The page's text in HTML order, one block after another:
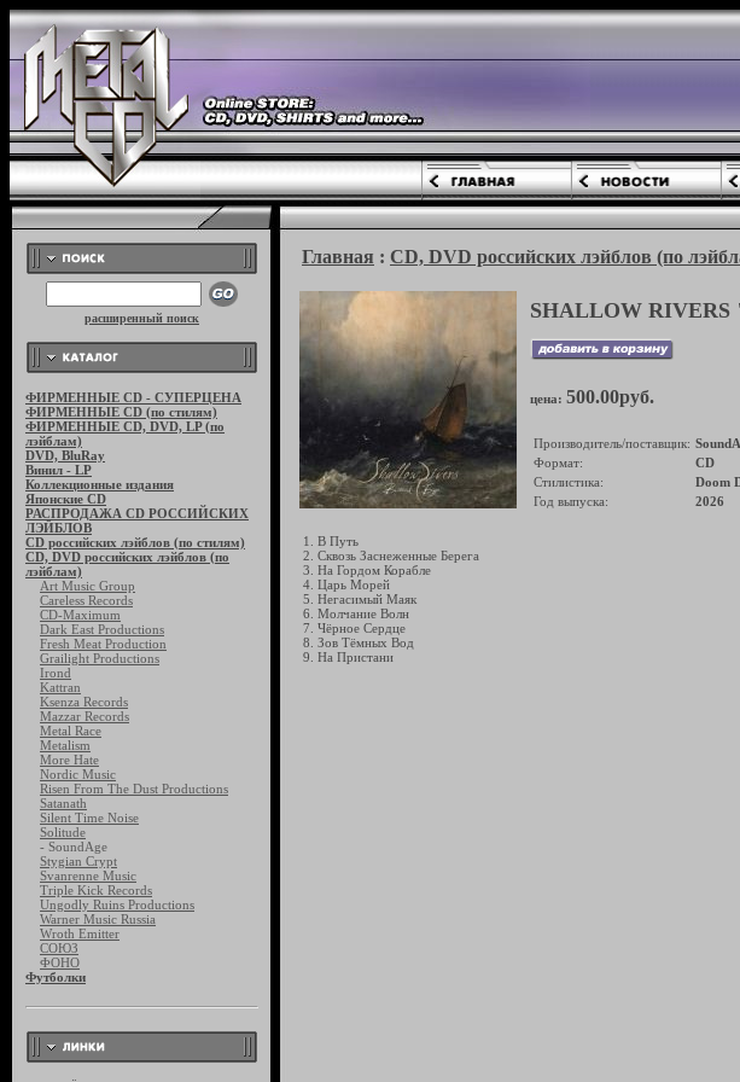
расширенный поиск
ФИРМЕННЫЕ CD - СУПЕРЦЕНА
ФИРМЕННЫЕ CD (по стилям)
ФИРМЕННЫЕ CD, DVD, LP (по
лэйблам)
DVD, BluRay
Винил - LP
Коллекционные издания
Японские CD
РАСПРОДАЖА CD РОССИЙСКИХ
ЛЭЙБЛОВ
CD российских лэйблов (по стилям)
CD, DVD российских лэйблов (по
лэйблам)
Art Music Group
Careless Records
CD-Maximum
Dark East Productions
Fresh Meat Production
Grailight Productions
Irond
Kattran
Ksenza Records
Mazzar Records
Metal Race
Metalism
More Hate
Nordic Music
Risen From The Dust Productions
Satanath
Silent Time Noise
Solitude
- SoundAge
Stygian Crypt
Svanrenne Music
Triple Kick Records
Ungodly Ruins Productions
Warner Music Russia
Wroth Emitter
СОЮЗ
ФОНО
Футболки
Главная : CD, DVD российских лэйблов (по
SHALLOW RIVERS
цена: 500.00руб.
Производитель/поставщик:
Формат:
CD
Стилистика:
Doom
Год выпуска:
2026
1. В Путь
2. Сквозь Заснеженные Берега
3. На Гордом Корабле
4. Царь Морей
5. Негасимый Маяк
6. Молчание Волн
7. Чёрное Сердце
8. Зов Тёмных Вод
9. На Пристани